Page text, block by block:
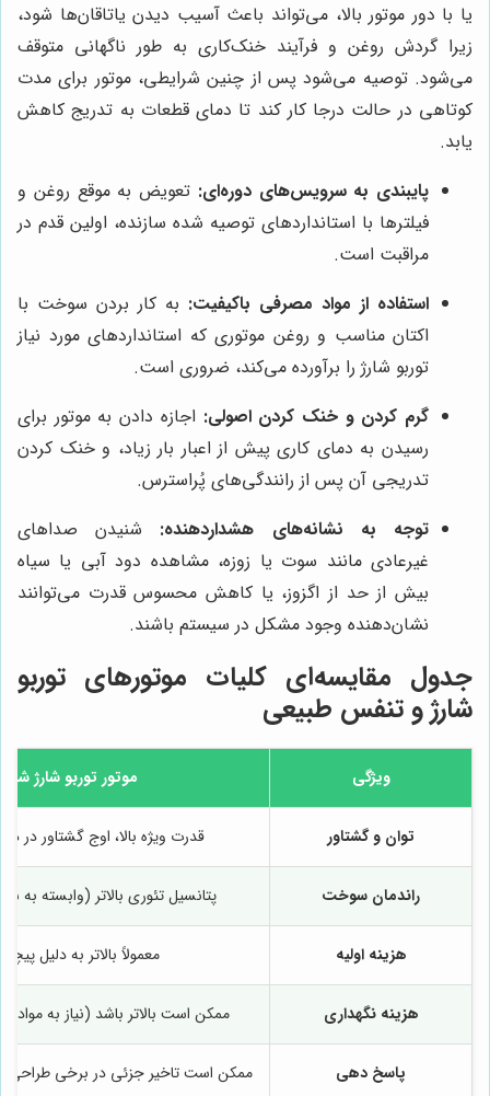
یا با دور موتور بالا، می‌تواند باعث آسیب دیدن یاتاقان‌ها شود،
زیرا گردش روغن و فرآیند خنک‌کاری به طور ناگهانی متوقف
می‌شود. توصیه می‌شود پس از چنین شرایطی، موتور برای مدت
کوتاهی در حالت درجا کار کند تا دمای قطعات به تدریج کاهش
یابد.
پایبندی به سرویس‌های دوره‌ای: تعویض به موقع روغن و
فیلترها با استانداردهای توصیه شده سازنده، اولین قدم در
مراقبت است.
استفاده از مواد مصرفی باکیفیت: به کار بردن سوخت با
اکتان مناسب و روغن موتوری که استانداردهای مورد نیاز
توربو شارژ را برآورده می‌کند، ضروری است.
گرم کردن و خنک کردن اصولی: اجازه دادن به موتور برای
رسیدن به دمای کاری پیش از اعبار بار زیاد، و خنک کردن
تدریجی آن پس از رانندگی‌های پُراسترس.
توجه به نشانه‌های هشداردهنده:
شنیدن صداهای
غیرعادی مانند سوت یا زوزه، مشاهده دود آبی یا سیاه
بیش از حد از اگزوز، یا کاهش محسوس قدرت می‌توانند
نشان‌دهنده وجود مشکل در سیستم باشند.
جدول مقایسه‌ای کلیات موتورهای توربو
شارژ و تنفس طبیعی
ویژگی موتور توربو شارژ شده
توان و گشتاور قدرت ویژه بالا، اوج گشتاور در
راندمان سوخت پتانسیل تئوری بالاتر (وابسته به
هزینه اولیه معمولاً بالاتر به دلیل
هزینه نگهداری ممکن است بالاتر باشد (نیاز به مواد
پاسخ دهی ممکن است تاخیر جزئی در برخی